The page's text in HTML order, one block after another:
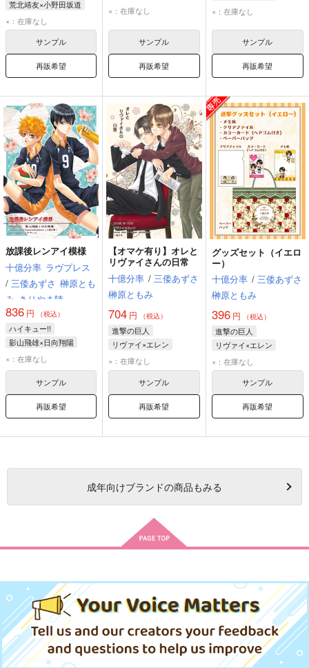
荒北靖友×小野田坂道
×：在庫なし
サンプル
再販希望
×：在庫なし
サンプル
再販希望
×：在庫なし
サンプル
再販希望
放課後レンアイ模様
十億分率 ラヴプレス
/ 三倭あずさ 榊原とも
み きりやま陸
836 円 （税込）
ハイキュー!!
影山飛雄×日向翔陽
×：在庫なし
サンプル
再販希望
【オマケ有り】オレと
リヴァイさんの日常
十億分率 / 三倭あずさ
榊原ともみ
704 円 （税込）
進撃の巨人
リヴァイ×エレン
リヴァイ
エレン・イェーガー
×：在庫なし
サンプル
再販希望
グッズセット（イエロ
ー）
十億分率 / 三倭あずさ
榊原ともみ
396円 （税込）
進撃の巨人
リヴァイ×エレン
リヴァイ
エレン・イェーガー
×：在庫なし
サンプル
再販希望
成年向けブランドの商品もみる